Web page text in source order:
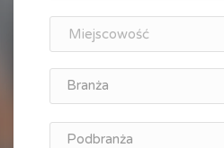
Branża
Podbranża